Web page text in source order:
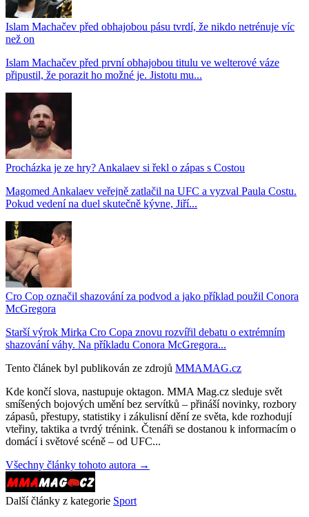
Islam Machačev před obhajobou pásu tvrdí, že nikdo netrénuje víc
než on
Islam Machačev před první obhajobou titulu ve welterové váze
připustil, že porazit ho možné je. Jistotu mu...
Procházka je ze hry? Ankalaev si řekl o zápas s Costou
Magomed Ankalaev veřejně zatlačil na UFC a vyzval Paula Costu.
Pokud vedení na duel skutečně kývne, Jiří...
Cro Cop označil shazování za podvod a jako příklad použil Conora
McGregora
Starší výrok Mirka Cro Copa znovu rozvířil debatu o extrémním
shazování váhy. Na příkladu Conora McGregora...
Tento článek byl publikován ze zdrojů MMAMAG.cz
Kde končí slova, nastupuje oktagon. MMA Mag.cz sleduje svět
smíšených bojových umění bez servítků – přináší novinky, rozbory
zápasů, přestupy, statistiky i zákulisní dění ze světa, kde rozhodují
vteřiny, taktika a tvrdý trénink. Čtenáři se dostanou k informacím o
domácí i světové scéně – od UFC...
Všechny články tohoto autora →
Další články z kategorie Sport